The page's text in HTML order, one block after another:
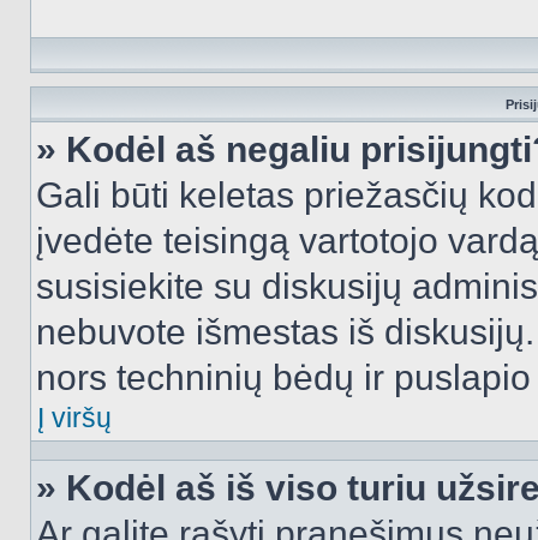
» Kodėl aš negaliu
Gali būti keletas priežasčių
įvedėte teisingą vartotojo
susisiekite su diskusijų
nebuvote išmestas iš
nors techninių bėdų ir
Į viršų
» Kodėl aš iš viso turiu